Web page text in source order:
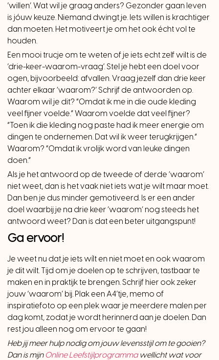
‘willen’. Wat wil je graag anders? Gezonder gaan leven
is jóuw keuze. Niemand dwingt je. Iets willen is krachtiger
dan moeten. Het motiveert je om het ook écht vol te
houden.
Een mooi trucje om te weten of je iets echt zelf wilt is de
‘drie-keer-waarom-vraag’. Stel je hebt een doel voor
ogen, bijvoorbeeld: afvallen. Vraag jezelf dan drie keer
achter elkaar ‘waarom?’ Schrijf de antwoorden op.
Waarom wil je dit? “Omdat ik me in die oude kleding
veel fijner voelde.” Waarom voelde dat veel fijner?
“Toen ik die kleding nog paste had ik meer energie om
dingen te ondernemen. Dat wil ik weer terugkrijgen.”
Waarom? “Omdat ik vrolijk word van leuke dingen
doen.”
Als je het antwoord op de tweede of derde ‘waarom’
niet weet, dan is het vaak niet iets wat je wilt maar moet.
Dan ben je dus minder gemotiveerd. Is er een ander
doel waarbij je na drie keer ‘waarom’ nog steeds het
antwoord weet? Dan is dat een beter uitgangspunt!
Ga ervoor!
Je weet nu dat je iets wílt en niet moet en ook waarom
je dit wilt. Tijd om je doelen op te schrijven, tastbaar te
maken en in praktijk te brengen. Schrijf hier ook zeker
jouw ‘waarom’ bij. Plak een A4’tje, memo of
inspiratiefoto op een plek waar je meerdere malen per
dag komt, zodat je wordt herinnerd aan je doelen. Dan
rest jou alleen nog om ervoor te gaan!
Heb jij meer hulp nodig om jouw levensstijl om te gooien?
Dan is mijn Online Leefstijlprogrammawellicht wat voor